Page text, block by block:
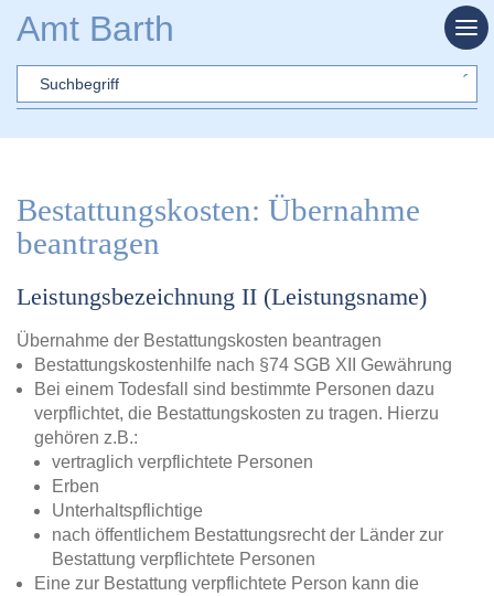
Amt Barth
Sword
Bestattungskosten: Übernahme
beantragen
Leistungsbezeichnung II (Leistungsname)
Übernahme der Bestattungskosten beantragen
Bestattungskostenhilfe nach §74 SGB XII Gewährung
Bei einem Todesfall sind bestimmte Personen dazu
verpflichtet, die Bestattungskosten zu tragen. Hierzu
gehören z.B.:
vertraglich verpflichtete Personen
Erben
Unterhaltspflichtige
nach öffentlichem Bestattungsrecht der Länder zur
Bestattung verpflichtete Personen
Eine zur Bestattung verpflichtete Person kann die